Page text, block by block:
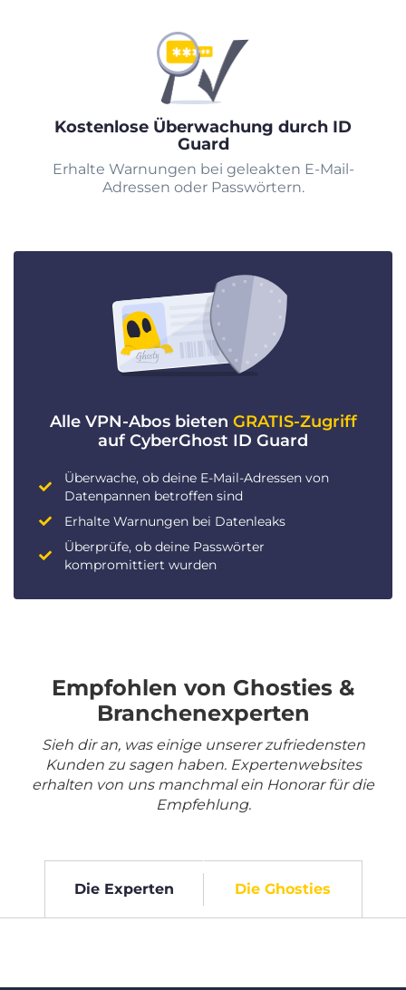
Kostenlose Überwachung durch ID
Guard
Erhalte Warnungen bei geleakten E-Mail-
Adressen oder Passwörtern.
Alle VPN-Abos bieten GRATIS-Zugriff
auf CyberGhost ID Guard
Überwache, ob deine E-Mail-Adressen von
Datenpannen betroffen sind
Erhalte Warnungen bei Datenleaks
Überprüfe, ob deine Passwörter
kompromittiert wurden
Empfohlen von Ghosties &
Branchenexperten
Sieh dir an, was einige unserer zufriedensten
Kunden zu sagen haben. Expertenwebsites
erhalten von uns manchmal ein Honorar für die
Empfehlung.
Die Experten Die Ghosties